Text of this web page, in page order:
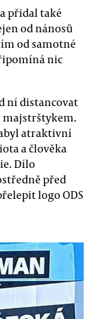
přidal také
od nánosů
od samotné
nic
ní distancovat
majstrštykem.
atraktivní
a člověka
Dílo
před
logo ODS